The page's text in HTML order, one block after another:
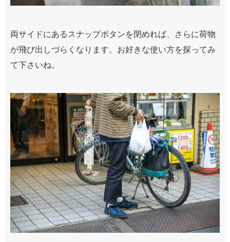
両サイドにあるスナップボタンを閉めれば、さらに荷物
が飛び出しづらくなります。お好きな使い方を探ってみ
て下さいね。